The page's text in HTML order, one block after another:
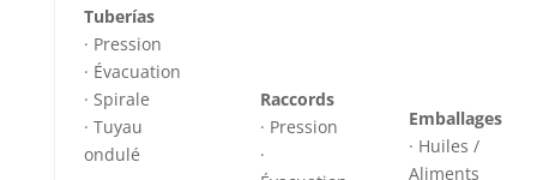
Tuberías
· Pression
· Évacuation
· Spirale
· Tuyau
ondulé
Raccords
· Pression
·
Emballages
· Huiles /
Aliments